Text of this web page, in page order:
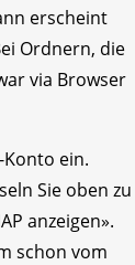
erscheint
Ordnern, die
via Browser
ein.
Sie oben zu
anzeigen».
schon vom